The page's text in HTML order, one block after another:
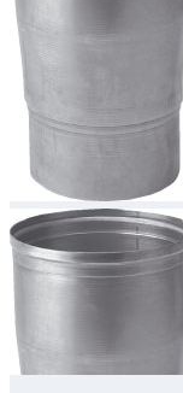
Oplossingen
Downloads
Academy
Over ons